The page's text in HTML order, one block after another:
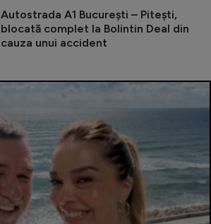
Autostrada A1 București – Pitești,
blocată complet la Bolintin Deal din
cauza unui accident